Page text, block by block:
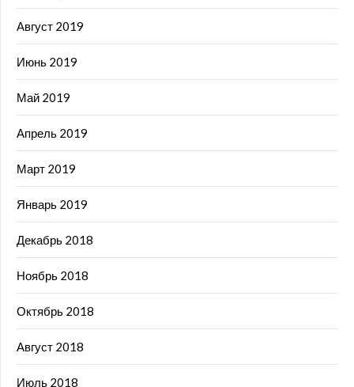
Август 2019
Июнь 2019
Май 2019
Апрель 2019
Март 2019
Январь 2019
Декабрь 2018
Ноябрь 2018
Октябрь 2018
Август 2018
Июль 2018